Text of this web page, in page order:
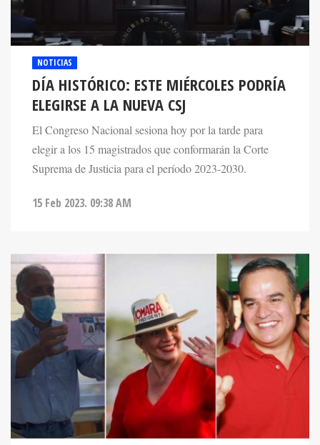
NOTICIAS
DÍA HISTÓRICO: ESTE MIÉRCOLES PODRÍA
ELEGIRSE A LA NUEVA CSJ
El Congreso Nacional sesiona hoy por la tarde para
elegir a los 15 magistrados que conformarán la Corte
Suprema de Justicia para el período 2023-2030.
NOTICIAS